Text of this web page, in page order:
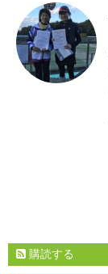
購読する